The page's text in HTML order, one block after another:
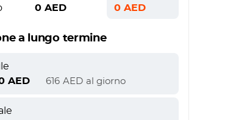
0 AED 0 AED
a lungo termine
AED 616 AED al giorno